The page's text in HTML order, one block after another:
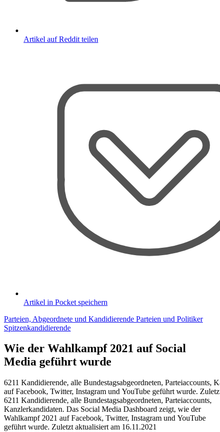
Artikel auf Reddit teilen
Artikel in Pocket speichern
Parteien, Abgeordnete und Kandidierende Parteien und Politiker
Spitzenkandidierende
Wie der Wahlkampf 2021 auf Social
Media geführt wurde
6211 Kandidierende, alle Bundestagsabgeordneten,
auf Facebook, Twitter, Instagram und YouTube geführt wurde.
6211 Kandidierende, alle Bundestagsabgeordneten, Parteiaccounts,
Kanzlerkandidaten. Das Social Media Dashboard zeigt, wie der
Wahlkampf 2021 auf Facebook, Twitter, Instagram und YouTube
geführt wurde. Zuletzt aktualisiert am 16.11.2021